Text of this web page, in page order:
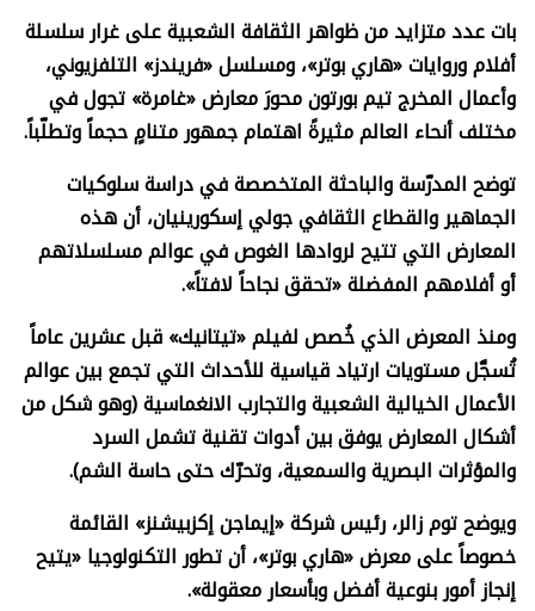
بات عدد متزايد من ظواهر الثقافة الشعبية على غرار سلسلة
أفلام وروايات «هاري بوتر»، ومسلسل «فريندز» التلفزيوني،
وأعمال المخرج تيم بورتون محورَ معارض «غامرة» تجول في
مختلف أنحاء العالم مثيرةً اهتمام جمهور متنامٍ حجماً وتطلّباً.
توضح المدرّسة والباحثة المتخصصة في دراسة سلوكيات
الجماهير والقطاع الثقافي جولي إسكورينيان، أن هذه
المعارض التي تتيح لروادها الغوص في عوالم مسلسلاتهم
أو أفلامهم المفضلة «تحقق نجاحاً لافتاً».
ومنذ المعرض الذي خُصص لفيلم «تيتانيك» قبل عشرين عاماً
تُسجَّل مستويات ارتياد قياسية للأحداث التي تجمع بين عوالم
الأعمال الخيالية الشعبية والتجارب الانغماسية (وهو شكل من
أشكال المعارض يوفق بين أدوات تقنية تشمل السرد
والمؤثرات البصرية والسمعية، وتحرّك حتى حاسة الشم).
ويوضح توم زالر، رئيس شركة «إيماجن إكزبيشنز» القائمة
خصوصاً على معرض «هاري بوتر»، أن تطور التكنولوجيا «يتيح
إنجاز أمور بنوعية أفضل وبأسعار معقولة».